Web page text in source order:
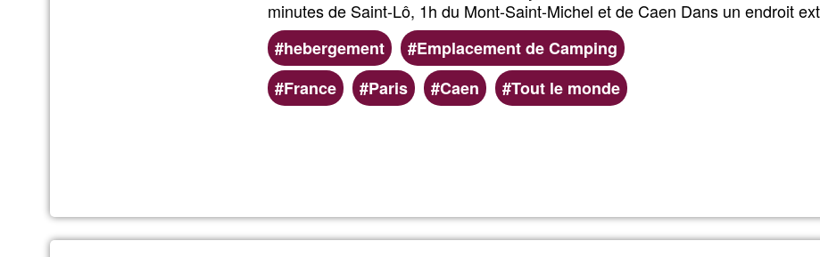
minutes de Saint-Lô, 1h du Mont-Saint-Michel et de Caen Dans un endroit
hebergement
Emplacement de Camping
France
Paris Caen Tout le monde